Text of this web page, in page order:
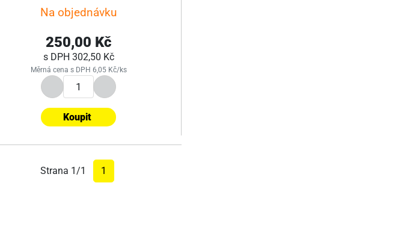
Na objednávku
250,00 Kč
s DPH 302,50 Kč
Měrná cena s DPH 6,05 Kč/ks
Koupit
Strana 1/1 1